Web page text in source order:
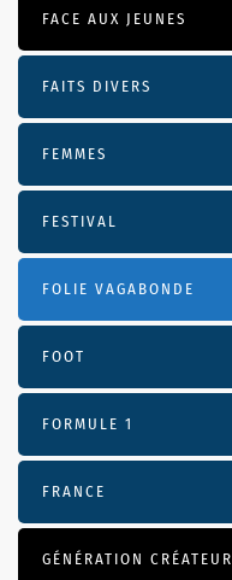
FACE AUX JEUNES
FAITS DIVERS
FEMMES
FESTIVAL
FOLIE VAGABONDE
FOOT
FORMULE 1
FRANCE
GÉNÉRATION CRÉATEUR